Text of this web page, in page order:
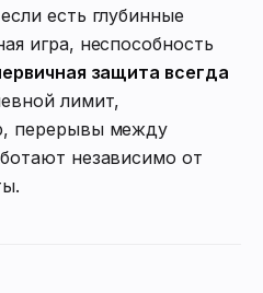
есть глубинные
игра, неспособность
защита всегда
лимит,
перерывы между
независимо от